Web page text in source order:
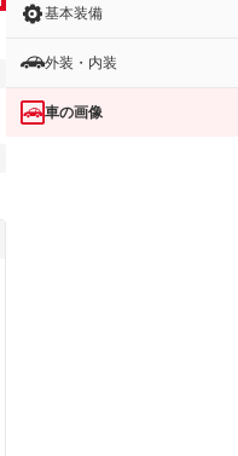
基本装備
外装・内装
車の画像